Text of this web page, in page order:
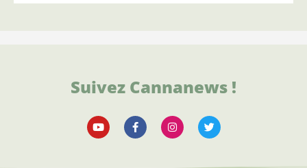
Suivez Cannanews !